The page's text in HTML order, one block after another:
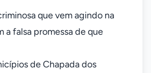
que vem agindo na
a falsa promessa de que
de Chapada dos